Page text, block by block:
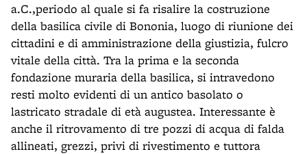
a.C.,periodo al quale si fa risalire la costruzione
della basilica civile di Bononia, luogo di riunione dei
cittadini e di amministrazione della giustizia, fulcro
vitale della città. Tra la prima e la seconda
fondazione muraria della basilica, si intravedono
resti molto evidenti di un antico basolato o
lastricato stradale di età augustea. Interessante è
anche il ritrovamento di tre pozzi di acqua di falda
allineati, grezzi, privi di rivestimento e tuttora